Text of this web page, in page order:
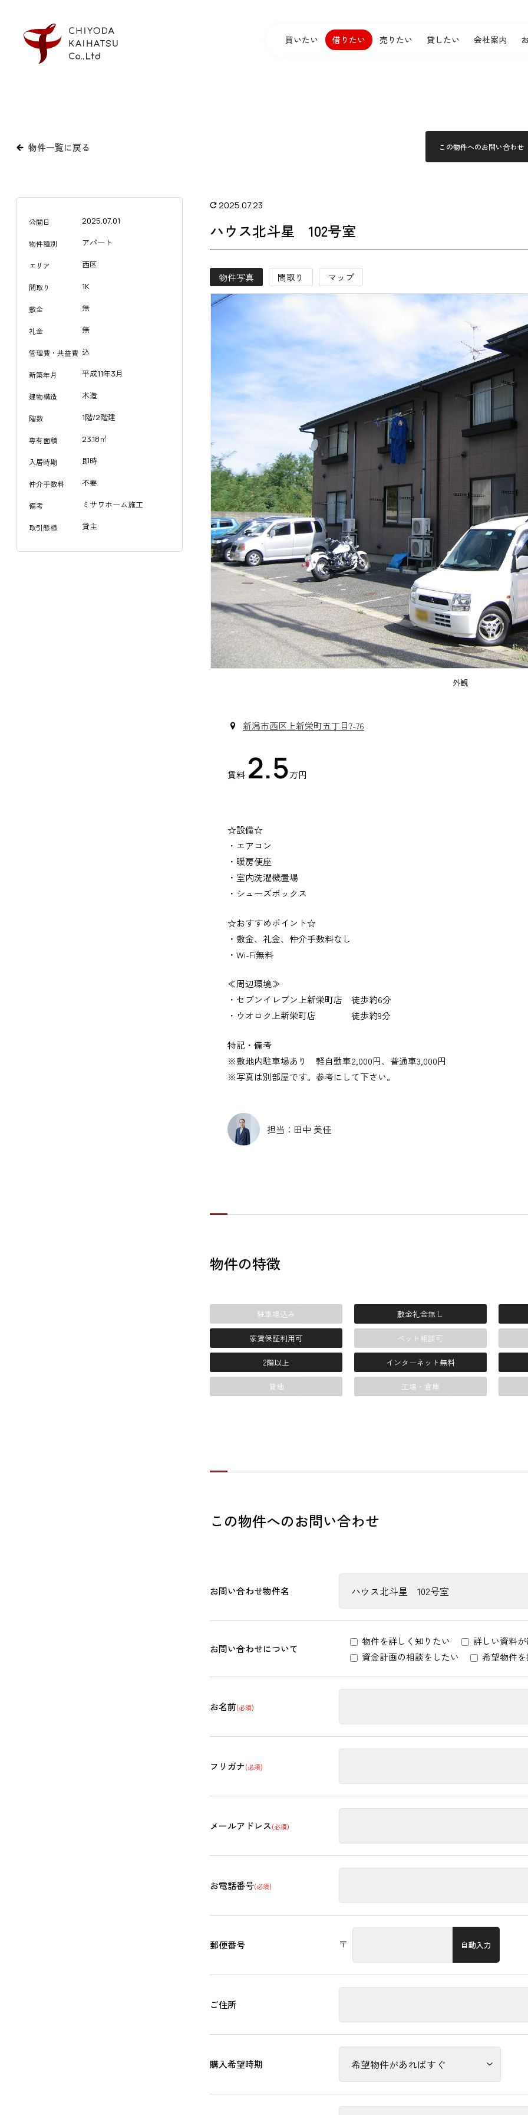
買いたい 借りたい 売りたい 貸したい 会社案内
物件一覧に戻る この物件へのお問い合わせ
2025.07.23
ハウス北斗星 102号室
物件写真 間取り マップ
外観
新潟市西区上新栄町五丁目7-76
賃料 2.5万円
☆設備☆
・エアコン
・暖房便座
・室内洗濯機置場
・シューズボックス
☆おすすめポイント☆
・敷金、礼金、仲介手数料なし
・Wi-Fi無料
≪周辺環境≫
・セブンイレブン上新栄町店 徒歩約6分
・ウオロク上新栄町店 徒歩約9分
特記・備考
※敷地内駐車場あり 軽自動車2,000円、普通車3,000円
※写真は別部屋です。参考にして下さい。
担当：田中 美佳
物件の特徴
駐車場込み 敷金礼金無し
家賃保証利用可 ペット相談可
2階以上 インターネット無料
貸地 工場・倉庫
この物件へのお問い合わせ
お問い合わせ物件名
お問い合わせについて
物件を詳しく知りたい 詳しい資料が
資金計画の相談をしたい
希望物件
お名前(必須)
フリガナ(必須)
メールアドレス(必須)
お電話番号(必須)
郵便番号 〒 自動入力
ご住所
購入希望時期
公開日 2025.07.01
物件種別 アパート
エリア 西区
間取り 1K
敷金 無
礼金 無
管理費・共益費 込
新築年月 平成11年3月
建物構造 木造
階数 1階/2階建
専有面積 23.18㎡
入居時期 即時
仲介手数料 不要
備考 ミサワホーム施工
取引態様 貸主